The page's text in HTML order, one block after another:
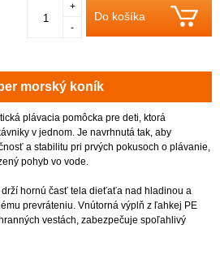
Do košíka
+
-
morský koník
plávacia pomôcka pre deti, ktorá
v jednom. Je navrhnutá tak, aby
a stabilitu pri prvých pokusoch o plávanie,
pohyb vo vode.
hornú časť tela dieťaťa nad hladinou a
prevráteniu. Vnútorná výplň z ľahkej PE
vestách, zabezpečuje spoľahlivý